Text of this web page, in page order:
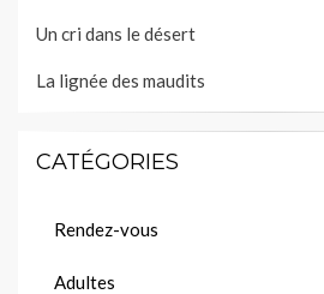
Un cri dans le désert
La lignée des maudits
CATÉGORIES
Rendez-vous
Adultes